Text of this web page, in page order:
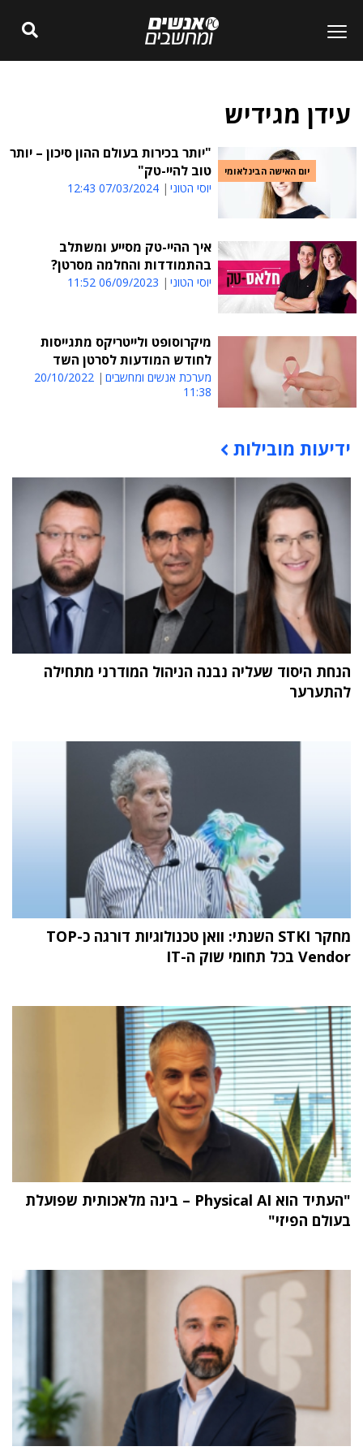
עידן מגידיש
יום האישה הבינלאומי
"יותר בכירות בעולם ההון סיכון – יותר
טוב להיי-טק"
יוסי הטוני 07/03/2024 12:43
איך ההיי-טק מסייע ומשתלב
בהתמודדות והחלמה מסרטן?
יוסי הטוני 06/09/2023 11:52
מיקרוסופט ולייטריקס מתגייסות
לחודש המודעות לסרטן השד
מערכת אנשים ומחשבים
20/10/2022
11:38
תוכן פרסומי
ידיעות מובילות
הנחת היסוד שעליה נבנה הניהול המודרני מתחילה
להתערער
מחקר STKI השנתי: וואן טכנולוגיות דורגה כ-TOP
Vendor בכל תחומי שוק ה-IT
"העתיד הוא Physical AI – בינה מלאכותית שפועלת
בעולם הפיזי"